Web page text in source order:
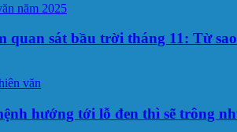
năm 2025
quan sát bầu trời tháng 11: Từ
văn
hướng tới lỗ đen thì sẽ trông